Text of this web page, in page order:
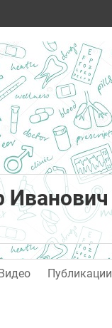
Иванович
Публикации